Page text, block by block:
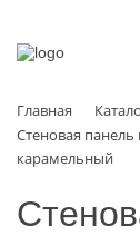
Главная
Стеновая панель
карамельный